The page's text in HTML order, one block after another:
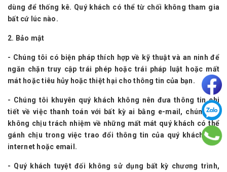
dùng để thống kê. Quý khách có thể từ chối không tham gia
bất cứ lúc nào.
2. Bảo mật
- Chúng tôi có biện pháp thích hợp về kỹ thuật và an ninh để
ngăn chặn truy cập trái phép hoặc trái pháp luật hoặc mất
mát hoặc tiêu hủy hoặc thiệt hại cho thông tin của bạn.
- Chúng tôi khuyên quý khách không nên đưa thông tin chi
tiết về việc thanh toán với bất kỳ ai bằng e-mail, chúng tôi
không chịu trách nhiệm về những mất mát quý khách có thể
gánh chịu trong việc trao đổi thông tin của quý khách qua
internet hoặc email.
- Quý khách tuyệt đối không sử dụng bất kỳ chương trình,